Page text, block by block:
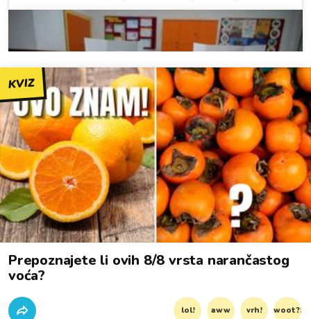
KVIZ
Prepoznajete li ovih 8/8 vrsta narančastog
voća?
lol! aww vrh! woot?!